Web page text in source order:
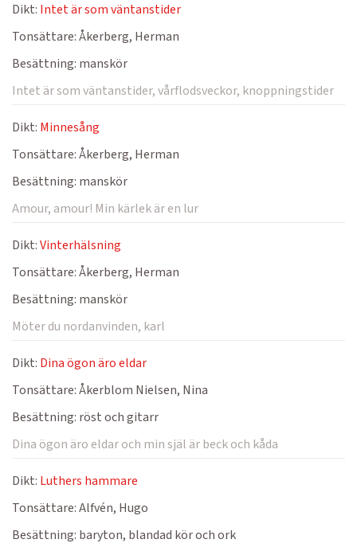
Dikt: Intet är som väntanstider
Tonsättare:Åkerberg, Herman
Besättning: manskör
Intet är som väntanstider, vårflodsveckor, knoppningstider
Dikt: Minnesång
Tonsättare:Åkerberg, Herman
Besättning: manskör
Amour, amour! Min kärlek är en lur
Dikt:Vinterhälsning
Tonsättare:Åkerberg, Herman
Besättning: manskör
Möter du nordanvinden, karl
Dikt: Dina ögon äro eldar
Tonsättare:Åkerblom Nielsen, Nina
Besättning: röst och gitarr
Dina ögon äro eldar och min själ är beck och kåda
Dikt: Luthers hammare
Tonsättare:Alfvén, Hugo
Besättning: baryton, blandad kör och ork